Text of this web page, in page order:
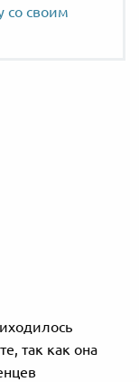
со своим
так как она